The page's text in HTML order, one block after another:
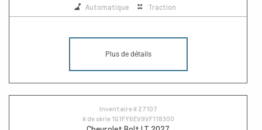
Automatique Traction
Plus de détails
Inventaire # 27107
# de série 1G1FY6EV9VF118300